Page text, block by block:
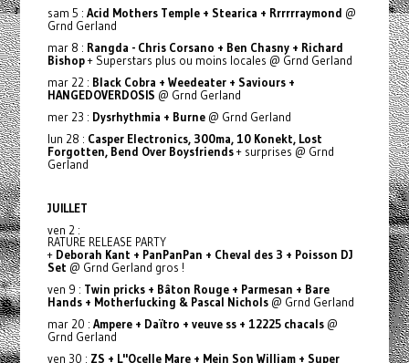
sam 5 : Acid Mothers Temple + Stearica + Rrrrrraymond @
Grnd Gerland
mar 8 : Rangda - Chris Corsano + Ben Chasny + Richard
Bishop+ Superstars plus ou moins locales @ Grnd Gerland
mar 22 : Black Cobra + Weedeater + Saviours +
HANGEDOVERDOSIS @ Grnd Gerland
mer 23 : Dysrhythmia + Burne@ Grnd Gerland
lun 28 : Casper Electronics, 300ma, 10 Konekt, Lost
Forgotten, Bend Over Boysfriends+ surprises @ Grnd
Gerland
JUILLET
ven 2 :
RATURE RELEASE PARTY
+ Deborah Kant + PanPanPan + Cheval des 3 + Poisson DJ
Set @ Grnd Gerland gros !
ven 9 : Twin pricks + Bâton Rouge + Parmesan + Bare
Hands + Motherfucking & Pascal Nichols@ Grnd Gerland
mar 20 : Ampere + Daïtro + veuve ss + 12225 chacals@
Grnd Gerland
ven 30 : ZS + L''Ocelle Mare + Mein Son William + Super